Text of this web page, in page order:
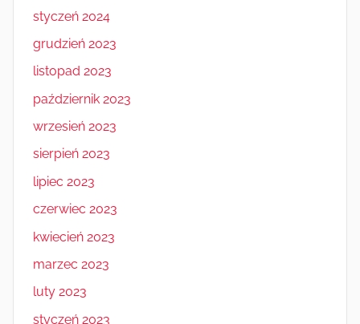
styczeń 2024
grudzień 2023
listopad 2023
październik 2023
wrzesień 2023
sierpień 2023
lipiec 2023
czerwiec 2023
kwiecień 2023
marzec 2023
luty 2023
styczeń 2023